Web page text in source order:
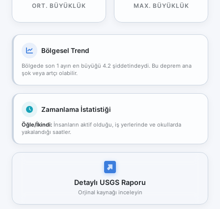
ORT. BÜYÜKLÜK MAX. BÜYÜKLÜK
Bölgesel Trend
Bölgede son 1 ayın en büyüğü 4.2 şiddetindeydi. Bu deprem ana
şok veya artçı olabilir.
Zamanlama İstatistiği
Öğle/İkindi: İnsanların aktif olduğu, iş yerlerinde ve okullarda
yakalandığı saatler.
Detaylı USGS Raporu
Orjinal kaynağı inceleyin